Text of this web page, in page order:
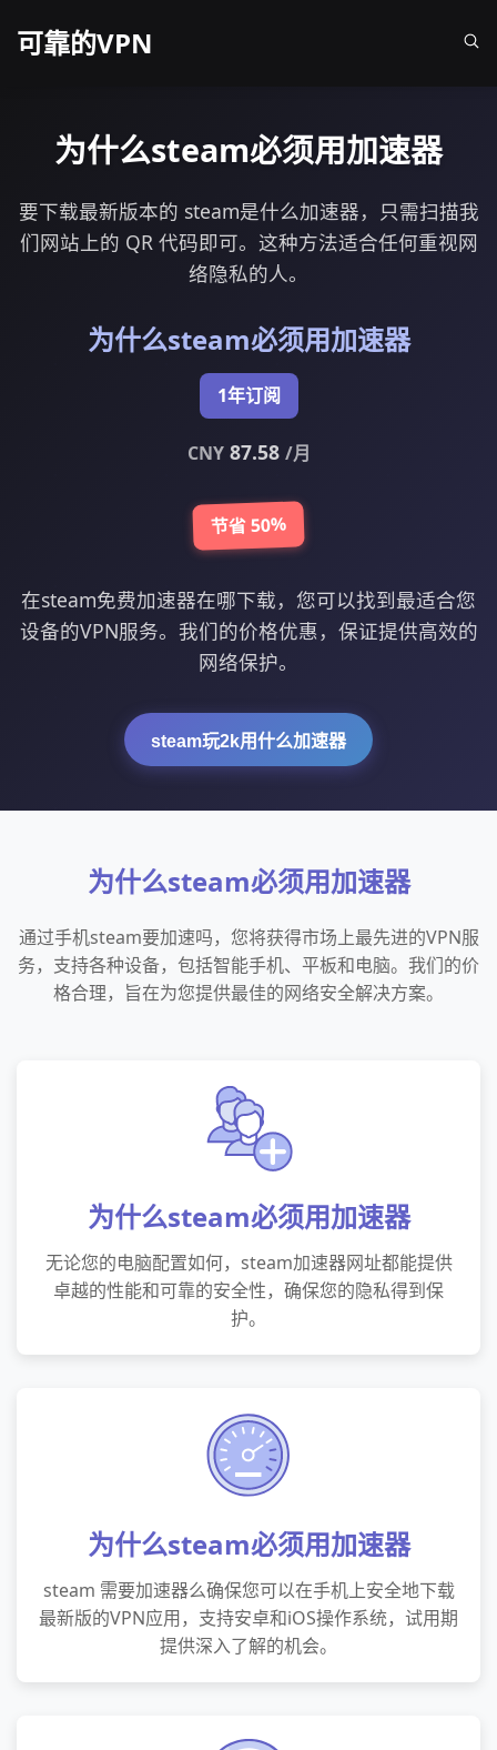
可靠的VPN
为什么steam必须用加速器
要下载最新版本的 steam是什么加速器，只需扫描我
们网站上的 QR 代码即可。这种方法适合任何重视网
络隐私的人。
为什么steam必须用加速器
1年订阅
CNY87.58 /月
节省 50%
在steam免费加速器在哪下载，您可以找到最适合您
设备的VPN服务。我们的价格优惠，保证提供高效的
网络保护。
steam玩2k用什么加速器
为什么steam必须用加速器
通过手机steam要加速吗，您将获得市场上最先进的VPN服
务，支持各种设备，包括智能手机、平板和电脑。我们的价
格合理，旨在为您提供最佳的网络安全解决方案。
为什么steam必须用加速器
无论您的电脑配置如何，steam加速器网址都能提供
卓越的性能和可靠的安全性，确保您的隐私得到保
护。
为什么steam必须用加速器
steam 需要加速器么确保您可以在手机上安全地下载
最新版的VPN应用，支持安卓和iOS操作系统，试用期
提供深入了解的机会。